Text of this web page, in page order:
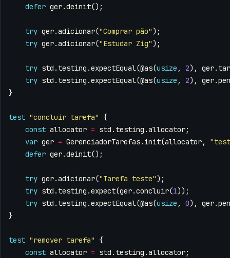
defer ger.deinit();
try ger.adicionar("Comprar pão");
try ger.adicionar("Estudar Zig");
try std . testing .expectEqual(@as(usize , 2), ger.
try std . testing .expectEqual(@as(usize , 2), ger.
}
test "concluir tarefa" {
const allocator = std . testing .allocator;
var ger = GerenciadorTarefas. init(allocator,
defer ger.deinit();
try ger.adicionar("Tarefa teste");
try std . testing .expect(ger.concluir(1));
try std . testing .expectEqual(@as(usize , 0), ger.
}
test "remover tarefa" {
const allocator = std . testing .allocator;